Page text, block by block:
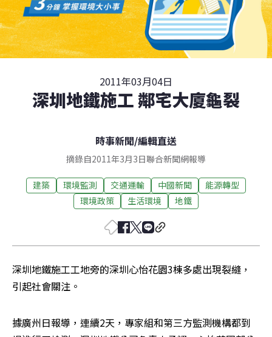
2011年03月04日
深圳地鐵施工 鄰宅大廈龜裂
時事新聞/編輯直送
摘錄自2011年3月3日聯合新聞網報導
建築 環境監測 交通運輸 中國新聞
能源轉型
環境政策
生活環境 地鐵
深圳地鐵施工工地旁的深圳心怡花園3棟多處出現裂縫，
引起社會關注。
據廣州日報導，連續2天，專家組和第三方監測機構都到